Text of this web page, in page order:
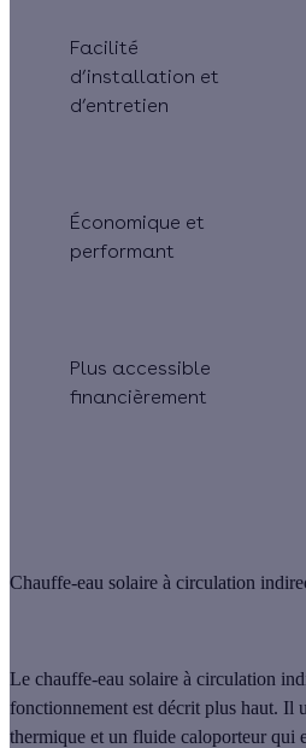
Facilité
d’installation et
d’entretien
Économique et
performant
Plus accessible
financièrement
Chauffe-eau solaire à circulation
Le chauffe-eau solaire à circulation
fonctionnement est décrit plus haut. Il
thermique et un fluide caloporteur qui